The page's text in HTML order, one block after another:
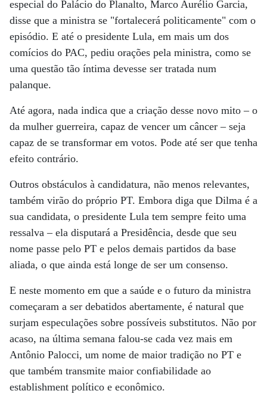
especial do Palácio do Planalto, Marco Aurélio Garcia,
disse que a ministra se "fortalecerá politicamente" com o
episódio. E até o presidente Lula, em mais um dos
comícios do PAC, pediu orações pela ministra, como se
uma questão tão íntima devesse ser tratada num
palanque.
Até agora, nada indica que a criação desse novo mito – o
da mulher guerreira, capaz de vencer um câncer – seja
capaz de se transformar em votos. Pode até ser que tenha
efeito contrário.
Outros obstáculos à candidatura, não menos relevantes,
também virão do próprio PT. Embora diga que Dilma é a
sua candidata, o presidente Lula tem sempre feito uma
ressalva – ela disputará a Presidência, desde que seu
nome passe pelo PT e pelos demais partidos da base
aliada, o que ainda está longe de ser um consenso.
E neste momento em que a saúde e o futuro da ministra
começaram a ser debatidos abertamente, é natural que
surjam especulações sobre possíveis substitutos. Não por
acaso, na última semana falou-se cada vez mais em
Antônio Palocci, um nome de maior tradição no PT e
que também transmite maior confiabilidade ao
establishment político e econômico.